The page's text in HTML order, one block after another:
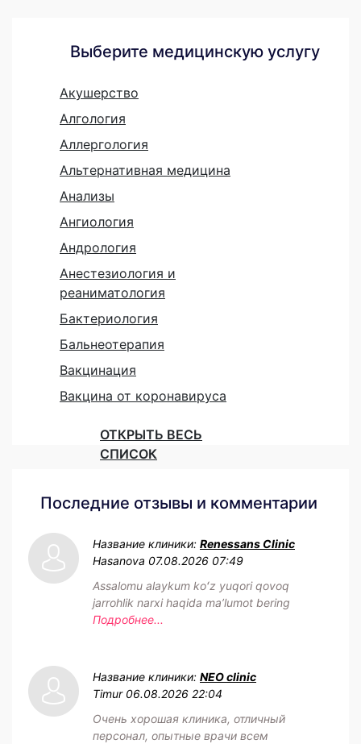
Выберите медицинскую услугу
Акушерство
Алгология
Аллергология
Альтернативная медицина
Анализы
Ангиология
Андрология
Анестезиология и
реаниматология
Бактериология
Бальнеотерапия
Вакцинация
Вакцина от коронавируса
ОТКРЫТЬ ВЕСЬ
СПИСОК
Последние отзывы и комментарии
Название клиники: Renessans Clinic
Hasanova 07.08.2026 07:49
Assalomu alaykum koʻz yuqori qovoq
jarrohlik narxi haqida maʼlumot bering
Подробнее...
Название клиники: NEO clinic
Timur 06.08.2026 22:04
Очень хорошая клиника, отличный
персонал, опытные врачи всем